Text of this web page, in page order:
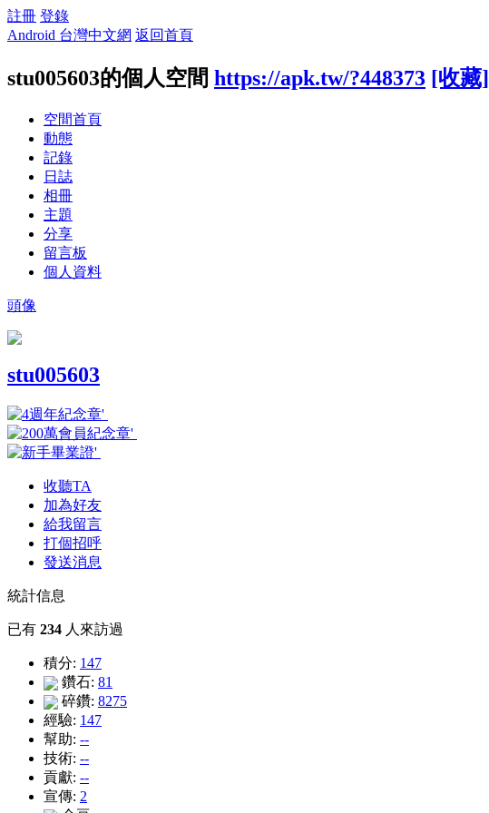
註冊 登錄
Android 台灣中文網 返回首頁
stu005603的個人空間 https://apk.tw/?448373 [收藏]
空間首頁
動態
記錄
日誌
相冊
主題
分享
留言板
個人資料
頭像
stu005603
收聽TA
加為好友
給我留言
打個招呼
發送消息
統計信息
已有 234 人來訪過
積分: 147
鑽石: 81
碎鑽: 8275
經驗: 147
幫助: --
技術: --
貢獻: --
宣傳: 2